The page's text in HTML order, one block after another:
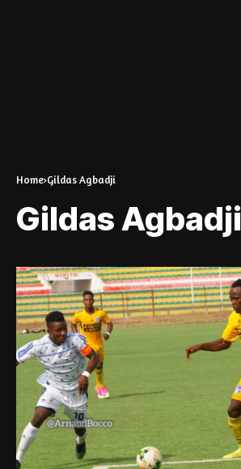
Home Gildas Agbadji
Gildas Agbadji